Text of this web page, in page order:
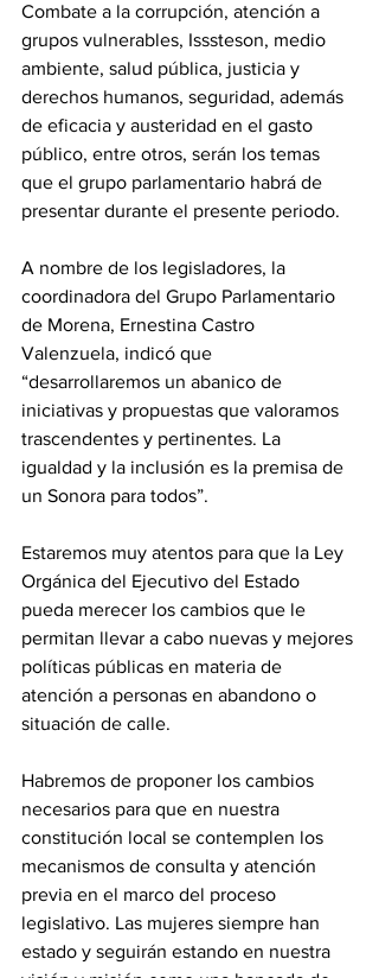
Combate a la corrupción, atención a
grupos vulnerables, Isssteson, medio
ambiente, salud pública, justicia y
derechos humanos, seguridad, además
de eficacia y austeridad en el gasto
público, entre otros, serán los temas
que el grupo parlamentario habrá de
presentar durante el presente periodo.
A nombre de los legisladores, la
coordinadora del Grupo Parlamentario
de Morena, Ernestina Castro
Valenzuela, indicó que
“desarrollaremos un abanico de
iniciativas y propuestas que valoramos
trascendentes y pertinentes. La
igualdad y la inclusión es la premisa de
un Sonora para todos”.
Estaremos muy atentos para que la Ley
Orgánica del Ejecutivo del Estado
pueda merecer los cambios que le
permitan llevar a cabo nuevas y mejores
políticas públicas en materia de
atención a personas en abandono o
situación de calle.
Habremos de proponer los cambios
necesarios para que en nuestra
constitución local se contemplen los
mecanismos de consulta y atención
previa en el marco del proceso
legislativo. Las mujeres siempre han
estado y seguirán estando en nuestra